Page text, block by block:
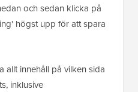
och sedan klicka på
högst upp för att spara
allt innehåll på vilken sida
inklusive